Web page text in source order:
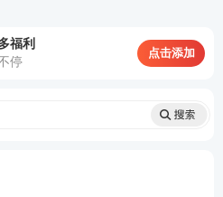
择所有考试科目点击“全部
来。
福利
停
点击添加